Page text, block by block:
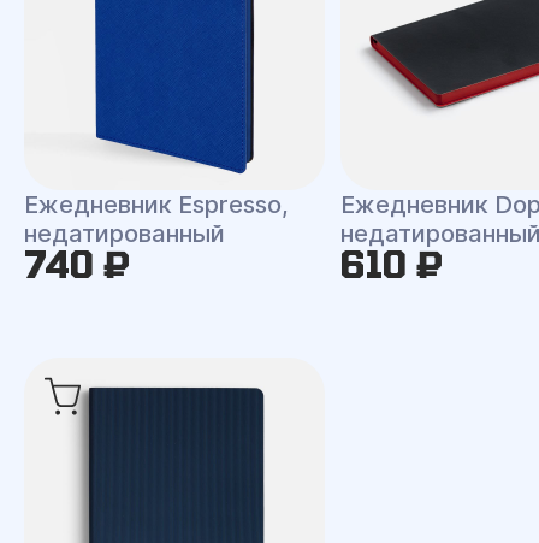
Ежедневник Espresso,
недатированный
740 ₽
Ежедневник
610 ₽